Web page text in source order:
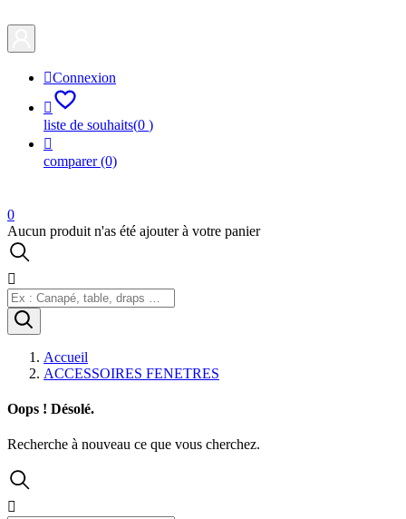
Connexion

liste de souhaits(0 )

comparer(0)
0
Aucun produit n'as été ajouter à votre panier

Accueil
ACCESSOIRES FENETRES
Oops ! Désolé.
Recherche à nouveau ce que vous cherchez.
